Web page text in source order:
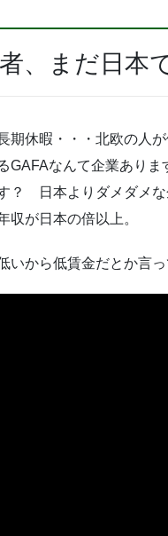
、まだ日本
期休暇・・・北欧の人
GAFAなんて企業あり
？ 日本よりダメダメ
収が日本の倍以上。
いから低賃金だとか言